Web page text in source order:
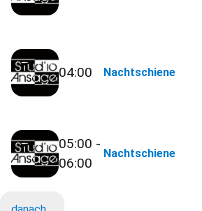
04:00 Nachtschiene
05:00 -
06:00
Nachtschiene